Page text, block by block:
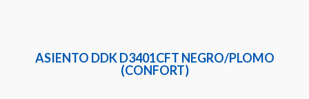
ASIENTO DDK D3401CFT NEGRO/PLOMO
(CONFORT)